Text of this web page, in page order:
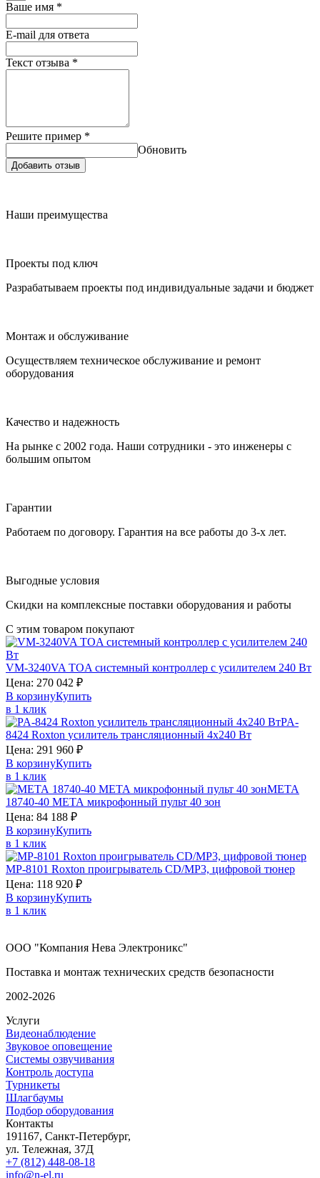
Ваше имя *
E-mail для ответа
Текст отзыва *
Решите пример *
Обновить
Добавить отзыв
Наши преимущества
Проекты под ключ
Разрабатываем проекты под индивидуальные задачи и бюджет
Монтаж и обслуживание
Осуществляем техническое обслуживание и ремонт
оборудования
Качество и надежность
На рынке с 2002 года. Наши сотрудники - это инженеры с
большим опытом
Гарантии
Работаем по договору. Гарантия на все работы до 3-х лет.
Выгодные условия
Скидки на комплексные поставки оборудования и работы
С этим товаром покупают
VM-3240VATOAсистемный контроллер с усилителем 240 Вт
Цена: 270 042 ₽
В корзинуКупить
в 1 клик
PA-
8424 Roxton усилитель трансляционный 4х240 Вт
Цена: 291 960 ₽
В корзинуКупить
в 1 клик
МЕТА
18740-40 МЕТА микрофонный пульт 40 зон
Цена: 84 188 ₽
В корзинуКупить
в 1 клик
MP-8101 Roxton проигрыватель CD/MP3, цифровой тюнер
Цена: 118 920 ₽
В корзинуКупить
в 1 клик
ООО "Компания Нева Электроникс"
Поставка и монтаж технических средств безопасности
2002-2026
Услуги
Видеонаблюдение
Звуковое оповещение
Системы озвучивания
Контроль доступа
Турникеты
Шлагбаумы
Подбор оборудования
Контакты
191167, Санкт-Петербург,
ул. Тележная, 37Д
+7 (812) 448-08-18
info@n-el.ru